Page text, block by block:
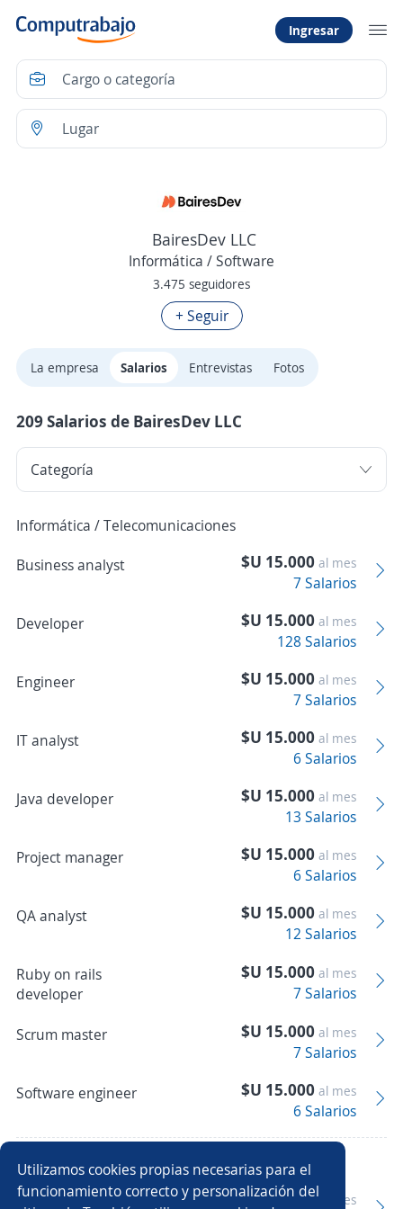
Utilizamos cookies propias necesarias para el
funcionamiento correcto y personalización del
Ingresar
BairesDev LLC
Informática / Software
3.475 seguidores
+ Seguir
La empresa Salarios Entrevistas Fotos
209 Salarios de BairesDev LLC
Informática / Telecomunicaciones
Business analyst
$U 15.000 al mes
7 Salarios
Developer $U 15.000 al mes
128 Salarios
Engineer $U 15.000 al mes
7 Salarios
IT analyst $U 15.000 al mes
6 Salarios
Java developer $U 15.000 al mes
13 Salarios
Project manager $U 15.000 al mes
6 Salarios
QA analyst $U 15.000 al mes
12 Salarios
Ruby on rails
developer
$U 15.000 al mes
7 Salarios
Scrum master $U 15.000 al mes
7 Salarios
Software engineer $U 15.000 al mes
6 Salarios
Recursos Humanos
Manager
$U 15.000al mes